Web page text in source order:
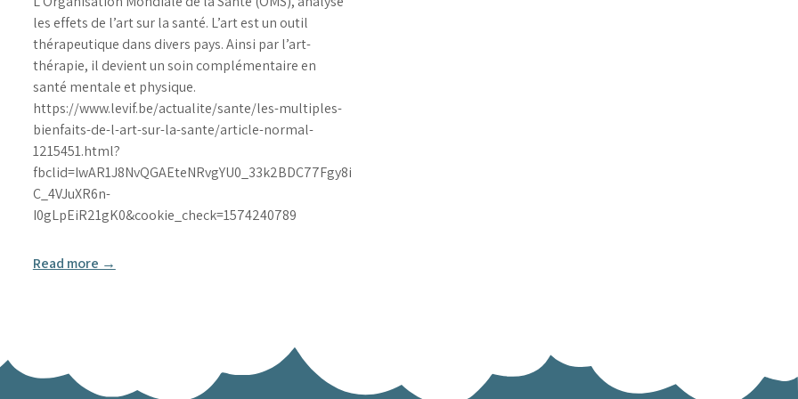
les effets de l’art sur la santé. L’art est un outil
thérapeutique dans divers pays. Ainsi par l’art-
thérapie, il devient un soin complémentaire en
santé mentale et physique.
https://www.levif.be/actualite/sante/les-multiples-
bienfaits-de-l-art-sur-la-sante/article-normal-
1215451.html?
fbclid=IwAR1J8NvQGAEteNRvgYU0_33k2BDC77Fgy8i
C_4VJuXR6n-
I0gLpEiR21gK0&cookie_check=1574240789
Read more →